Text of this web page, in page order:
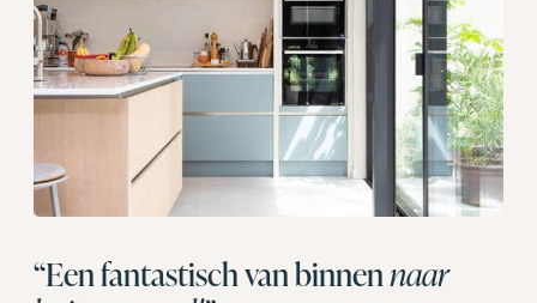
“Een fantastisch van binnennaar